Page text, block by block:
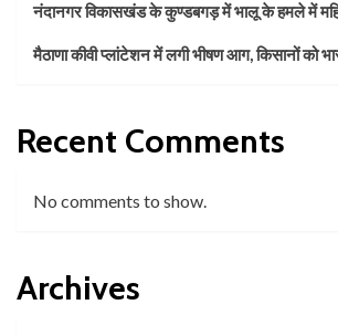
नंदानगर विकासखंड के कुण्डबगड़ में भालू के हमले में
मैठाणा कीवी प्लांटेशन में लगी भीषण आग, किसानों को
Recent Comments
No comments to show.
Archives